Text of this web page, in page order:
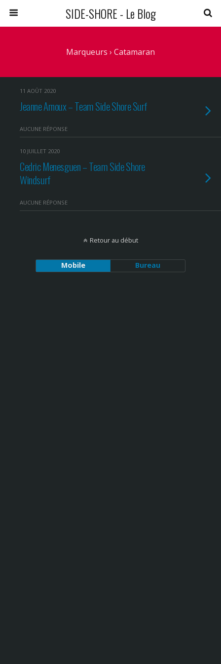
SIDE-SHORE - Le Blog
Marqueurs › Catamaran
11 AOÛT 2020
Jeanne Arnoux – Team Side Shore Surf
AUCUNE RÉPONSE
10 JUILLET 2020
Cedric Menesguen – Team Side Shore
Windsurf
AUCUNE RÉPONSE
Retour au début
Mobile Bureau